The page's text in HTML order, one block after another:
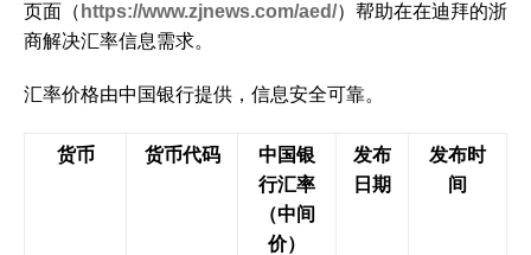
页面（ https://www.zjnews.com/aed/）帮助在在迪拜的浙
商解决汇率信息需求。
汇率价格由中国银行提供，信息安全可靠。
货币 货币代码
中国银
行汇率
（中间
价）
发布
日期
发布时
间